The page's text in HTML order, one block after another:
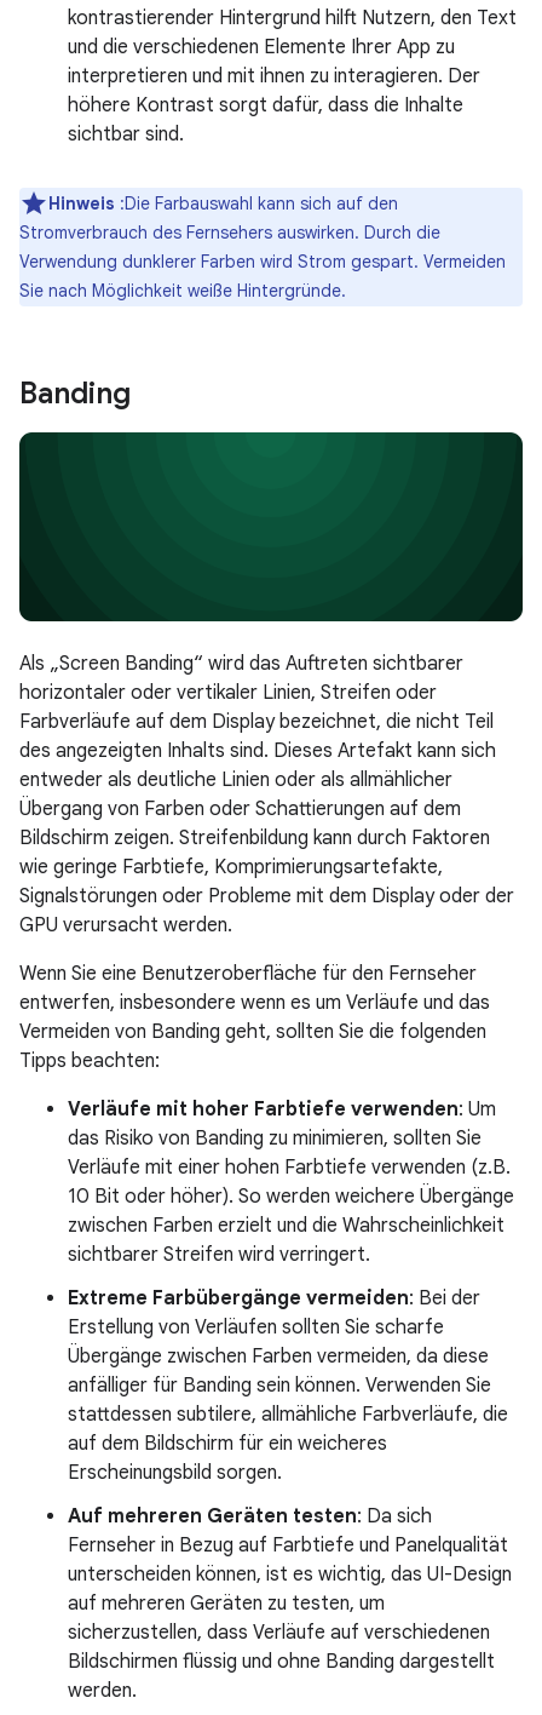
kontrastierender Hintergrund hilft Nutzern, den Text
und die verschiedenen Elemente Ihrer App zu
interpretieren und mit ihnen zu interagieren. Der
höhere Kontrast sorgt dafür, dass die Inhalte
sichtbar sind.
Hinweis :Die Farbauswahl kann sich auf den
Stromverbrauch des Fernsehers auswirken. Durch die
Verwendung dunklerer Farben wird Strom gespart. Vermeiden
Sie nach Möglichkeit weiße Hintergründe.
Banding
Als „Screen Banding“ wird das Auftreten sichtbarer
horizontaler oder vertikaler Linien, Streifen oder
Farbverläufe auf dem Display bezeichnet, die nicht Teil
des angezeigten Inhalts sind. Dieses Artefakt kann sich
entweder als deutliche Linien oder als allmählicher
Übergang von Farben oder Schattierungen auf dem
Bildschirm zeigen. Streifenbildung kann durch Faktoren
wie geringe Farbtiefe, Komprimierungsartefakte,
Signalstörungen oder Probleme mit dem Display oder der
GPU verursacht werden.
Wenn Sie eine Benutzeroberfläche für den Fernseher
entwerfen, insbesondere wenn es um Verläufe und das
Vermeiden von Banding geht, sollten Sie die folgenden
Tipps beachten:
Verläufe mit hoher Farbtiefe verwenden: Um
das Risiko von Banding zu minimieren, sollten Sie
Verläufe mit einer hohen Farbtiefe verwenden (z.B.
10 Bit oder höher). So werden weichere Übergänge
zwischen Farben erzielt und die Wahrscheinlichkeit
sichtbarer Streifen wird verringert.
Extreme Farbübergänge vermeiden: Bei der
Erstellung von Verläufen sollten Sie scharfe
Übergänge zwischen Farben vermeiden, da diese
anfälliger für Banding sein können. Verwenden Sie
stattdessen subtilere, allmähliche Farbverläufe, die
auf dem Bildschirm für ein weicheres
Erscheinungsbild sorgen.
Auf mehreren Geräten testen: Da sich
Fernseher in Bezug auf Farbtiefe und Panelqualität
unterscheiden können, ist es wichtig, das UI-Design
auf mehreren Geräten zu testen, um
sicherzustellen, dass Verläufe auf verschiedenen
Bildschirmen flüssig und ohne Banding dargestellt
werden.